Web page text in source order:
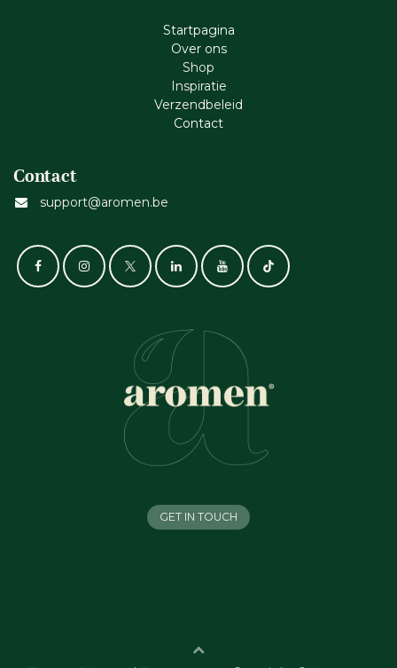
Startpagina
Ove​r​ ons
Shop
Inspiratie
Verzendbeleid
Cont​act
Contact
support@aromen.be
GET IN TOUCH